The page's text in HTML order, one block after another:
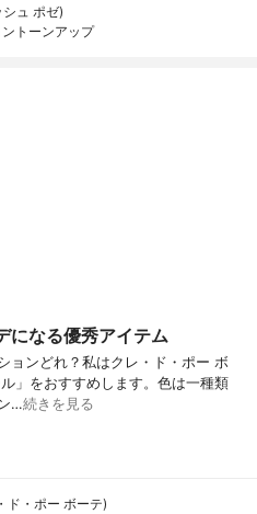
ュ ポゼ)
トーンアップ
になる優秀アイテム
ョンどれ？私はクレ・ド・ポー ボ
」をおすすめします。色は一種類
…続きを見る
ド・ポー ボーテ)